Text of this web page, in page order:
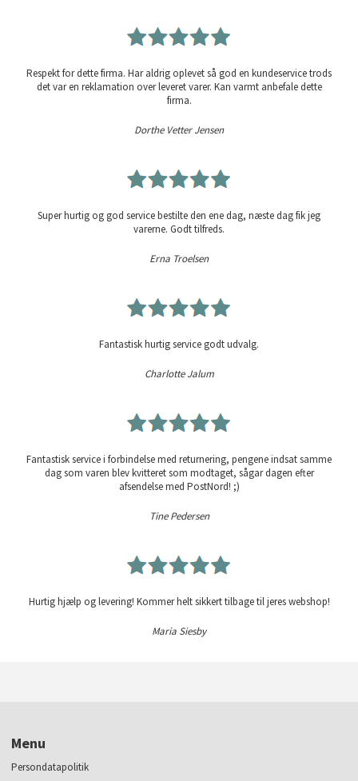
Respekt for dette firma. Har aldrig oplevet så god en kundeservice trods
det var en reklamation over leveret varer. Kan varmt anbefale dette
firma.
Dorthe Vetter Jensen
Super hurtig og god service bestilte den ene dag, næste dag fik jeg
varerne. Godt tilfreds.
Erna Troelsen
Fantastisk hurtig service godt udvalg.
Charlotte Jalum
Fantastisk service i forbindelse med returnering, pengene indsat samme
dag som varen blev kvitteret som modtaget, sågar dagen efter
afsendelse med PostNord! ;)
Tine Pedersen
Hurtig hjælp og levering! Kommer helt sikkert tilbage til jeres webshop!
Maria Siesby
Menu
Persondatapolitik